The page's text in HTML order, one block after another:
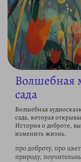
Волшебная
сада
Волшебная
сада, которая
История о доброте,
изменить жизнь.
про доброту, про
природу,